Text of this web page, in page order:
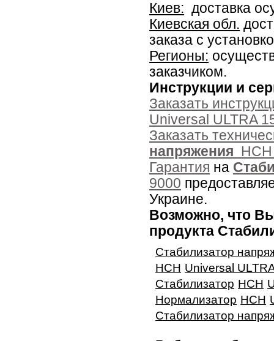
Киев: доставка
Киевская обл.
заказа с
Регионы:
заказчиком.
Инструкции и
Заказать
Universal ULTRA
Заказать
напряжения
НСН
Гарантия на
9000
Украине.
Возможно, что
продукта
Стабилизатор
НСН Universal
Стабилизатор НСН
Нормализатор НСН
Стабилизатор